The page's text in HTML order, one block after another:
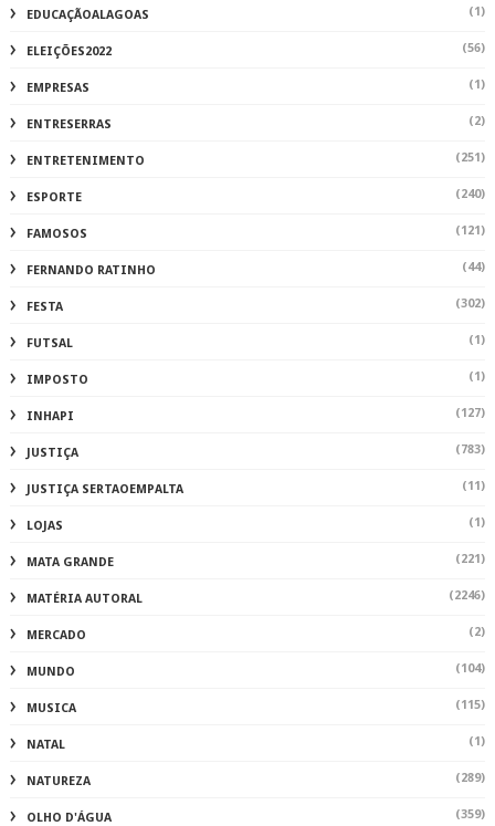
EDUCAÇÃOALAGOAS (1)
ELEIÇÕES2022 (56)
EMPRESAS (1)
ENTRESERRAS (2)
ENTRETENIMENTO (251)
ESPORTE (240)
FAMOSOS (121)
FERNANDO RATINHO (44)
FESTA (302)
FUTSAL (1)
IMPOSTO (1)
INHAPI (127)
JUSTIÇA (783)
JUSTIÇA SERTAOEMPALTA (11)
LOJAS (1)
MATA GRANDE (221)
MATÉRIA AUTORAL (2246)
MERCADO (2)
MUNDO (104)
MUSICA (115)
NATAL (1)
NATUREZA (289)
OLHO D'ÁGUA (359)